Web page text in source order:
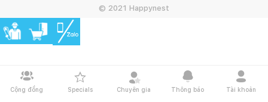
Cộng đồng Specials Chuyên gia Thông báo Tài khoản
© 2021 Happynest